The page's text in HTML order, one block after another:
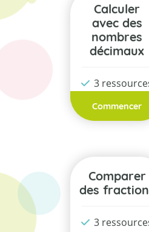
Calculer
avec des
nombres
décimaux
3
Commencer
Comparer
des
3